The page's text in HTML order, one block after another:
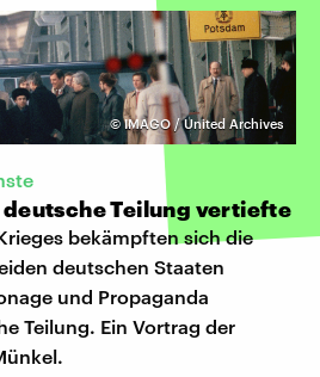
©IMAGO / United Archives
Teilung vertiefte
bekämpften sich die
deutschen Staaten
und Propaganda
Teilung. Ein Vortrag der